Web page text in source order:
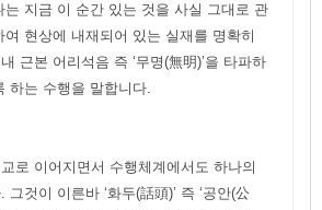
는 지금 이 순간 있는 것을 사실 그대로 관
여 현상에 내재되어 있는 실재를 명확히
근본 어리석음 즉 ‘무명(無明)’을 타파하
하는 수행을 말합니다.
로 이어지면서 수행체계에서도 하나의
그것이 이른바 ‘화두(話頭)’ 즉 ‘공안(公